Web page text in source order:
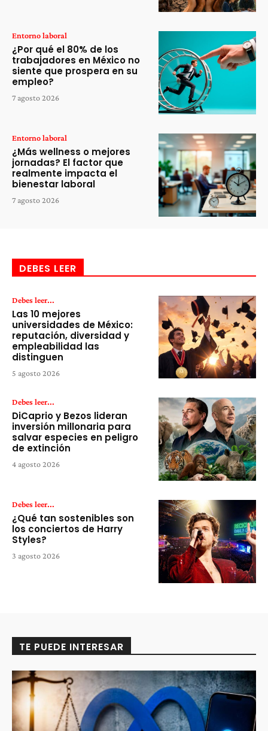
Entorno laboral
¿Por qué el 80% de los
trabajadores en México no
siente que prospera en su
empleo?
7 agosto 2026
Entorno laboral
¿Más wellness o mejores
jornadas? El factor que
realmente impacta el
bienestar laboral
7 agosto 2026
DEBES LEER
Debes leer...
Las 10 mejores
universidades de México:
reputación, diversidad y
empleabilidad las
distinguen
5 agosto 2026
Debes leer...
DiCaprio y Bezos lideran
inversión millonaria para
salvar especies en peligro
de extinción
4 agosto 2026
Debes leer...
¿Qué tan sostenibles son
los conciertos de Harry
Styles?
3 agosto 2026
TE PUEDE INTERESAR